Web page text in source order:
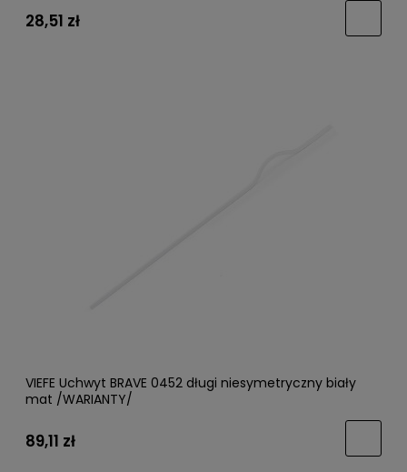
28,51 zł
VIEFE Uchwyt BRAVE 0452 długi niesymetryczny biały
mat /WARIANTY/
89,11 zł